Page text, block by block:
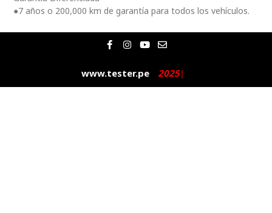
●7 años o 200,000 km de garantía para todos los vehículos.
F
a
e
b
o
I
n
t
a
g
Y
o
t
u
b
E
n
e
l
o
www.tester.pe 2025|